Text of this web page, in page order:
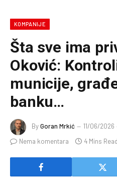
KOMPANIJE
Šta sve ima
Oković:
municije,
banku…
ByGoran Mrkić 11/06/2026
Nema komentara
4 Mins Read